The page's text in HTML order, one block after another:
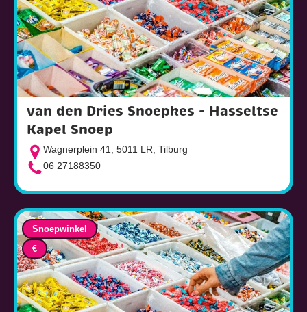
van den Dries Snoepkes - Hasseltse
Kapel Snoep
Wagnerplein 41, 5011 LR, Tilburg
06 27188350
Snoepwinkel
€